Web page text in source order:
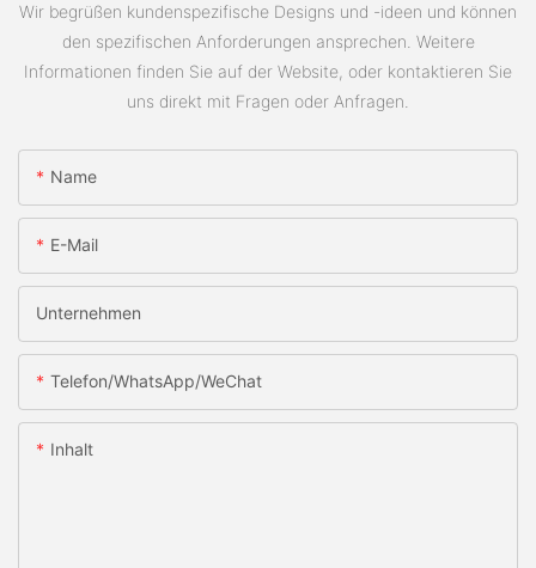
Wir begrüßen kundenspezifische Designs und -ideen und können
den spezifischen Anforderungen ansprechen. Weitere
Informationen finden Sie auf der Website, oder kontaktieren Sie
uns direkt mit Fragen oder Anfragen.
Name
E-Mail
Unternehmen
Telefon/WhatsApp/WeChat
Inhalt